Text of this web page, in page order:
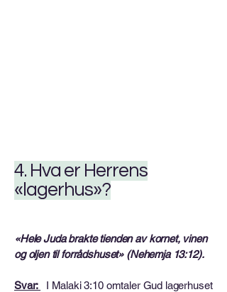
4. Hva er Herrens
«lagerhus»?
«Hele Juda brakte tienden av kornet, vinen
og oljen til forrådshuset» (Nehemja 13:12).
Svar:
I Malaki 3:10 omtaler Gud lagerhuset